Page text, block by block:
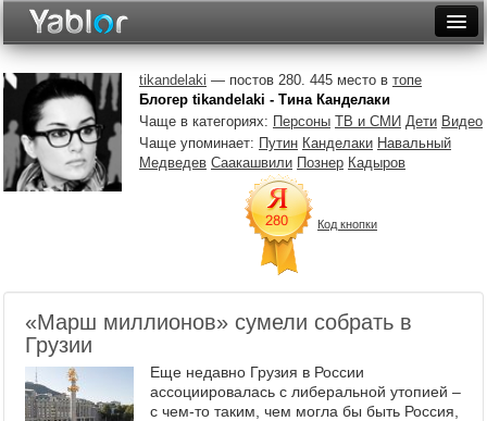
Неделя
Месяц
Рейтинги
Архив
Видеотоп
tikandelaki — постов 280. 445 место в топе
Блогер tikandelaki - Тина Канделаки
Чаще в категориях: Персоны ТВ и СМИ Дети Видео
Чаще упоминает: Путин Канделаки Навальный
Медведев Саакашвили Познер Кадыров
Код кнопки
«Марш миллионов» сумели собрать в
Грузии
Еще недавно Грузия в России
ассоциировалась с либеральной утопией –
с чем-то таким, чем могла бы быть Россия,